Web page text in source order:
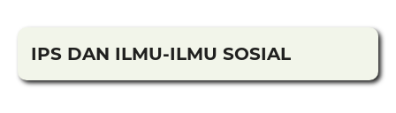
IPS DAN ILMU-ILMU SOSIAL